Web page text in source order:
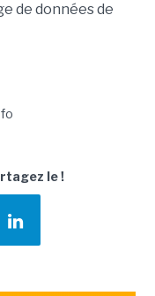
de données de
le !